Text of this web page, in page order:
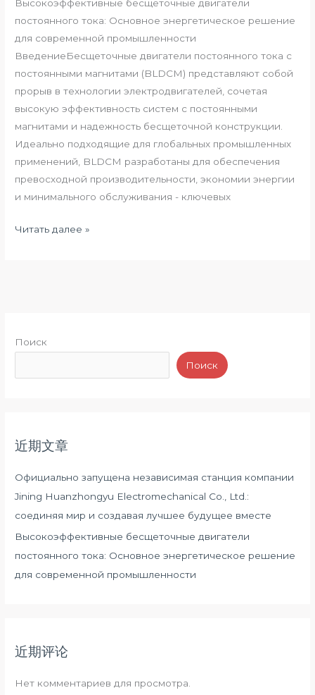
Поиск
Поиск
近期文章
Официально запущена независимая станция компании
Jining Huanzhongyu Electromechanical Co., Ltd.:
соединяя мир и создавая лучшее будущее вместе
Высокоэффективные бесщеточные двигатели
постоянного тока: Основное энергетическое решение
для современной промышленности
近期评论
Нет комментариев для просмотра.
Высокоэффективные бесщеточные двигатели
постоянного тока: Основное энергетическое решение
для современной промышленности
ВведениеБесщеточные двигатели постоянного тока с
постоянными магнитами (BLDCM) представляют собой
прорыв в технологии электродвигателей, сочетая
высокую эффективность систем с постоянными
магнитами и надежность бесщеточной конструкции.
Идеально подходящие для глобальных промышленных
применений, BLDCM разработаны для обеспечения
превосходной производительности, экономии энергии
и минимального обслуживания - ключевых
Читать далее »